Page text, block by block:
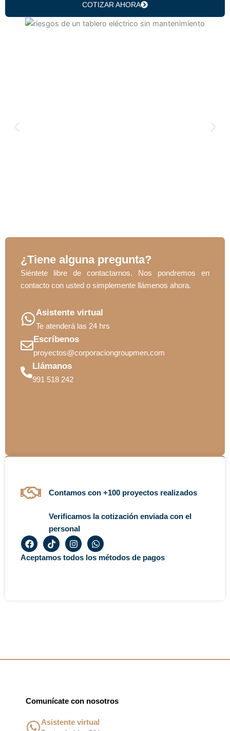
COTIZAR AHORA
¿Tiene alguna pregunta?
Siéntete libre de contactarnos. Nos pondremos en
contacto con usted o simplemente llámenos ahora.
Asistente virtual
Te atenderá las 24 hrs
Escríbenos
proyectos@corporaciongroupmen.com
Llámanos
991 518 242
Contamos con +100 proyectos realizados
Verificamos la cotización enviada con el
personal
F
a
c
T
i
k
I
n
s
W
h
a
Aceptamos todos los métodos de pagos
Comunícate con nosotros
Asistente virtual